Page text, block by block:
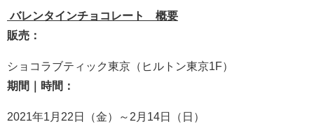
バレンタインチョコレート 概要
販売：
ショコラブティック東京（ヒルトン東京1F）
期間｜時間：
2021年1月22日（金）～2月14日（日）